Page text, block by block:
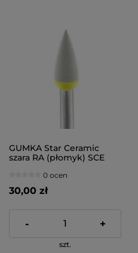
GUMKA Star Ceramic
szara RA (płomyk) SCE
0 ocen
30,00 zł
- +
szt.